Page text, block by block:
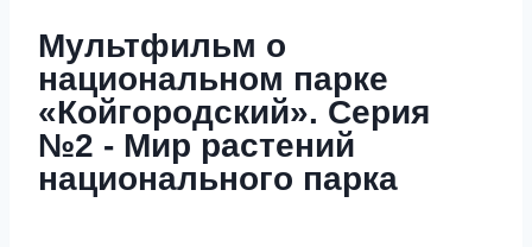
Мультфильм о
национальном парке
«Койгородский». Серия
№2 - Мир растений
национального парка